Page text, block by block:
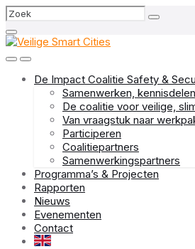
Skip
to
content
Skip
to
main
navigation
Skip
to
footer
Search
De Impact Coalitie Safety &
Samenwerken,
De coalitie voor veilige,
Van vraagstuk naar
Participeren
Coalitiepartners
Samenwerkingspartners
Programma’s & Projecten
Rapporten
Nieuws
Evenementen
Contact
EN